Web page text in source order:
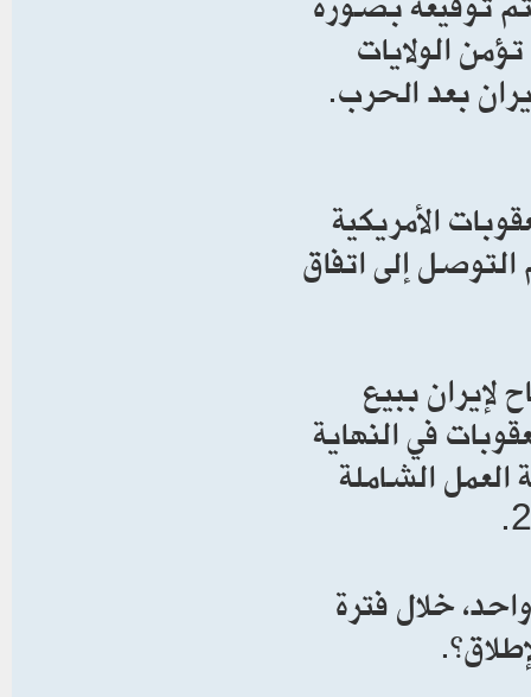
الولايات
إعمار إيران بعد الحرب.
الأمريكية
إلى اتفاق
لإيران ببيع
في النهاية
الشاملة
2015، من جانب واحد، خلال فترة